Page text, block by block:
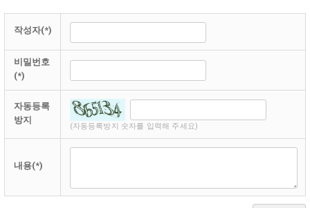
작성자(*)
비밀번호
(*)
자동등록
방지
(자동등록방지 숫자를 입력해 주세요)
내용(*)